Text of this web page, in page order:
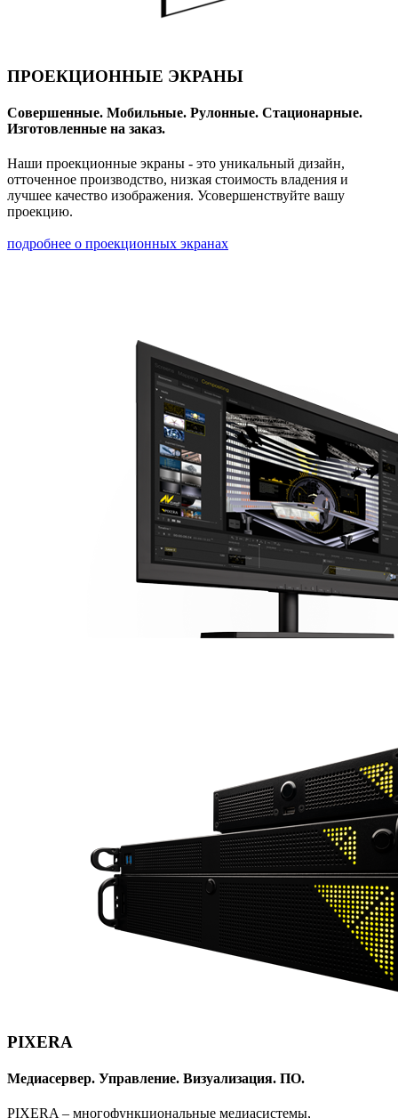
ПРОЕКЦИОННЫЕ ЭКРАНЫ
Совершенные. Мобильные. Рулонные. Стационарные.
Изготовленные на заказ.
Наши проекционные экраны - это уникальный дизайн,
отточенное производство, низкая стоимость владения и
лучшее качество изображения. Усовершенствуйте вашу
проекцию.
подробнее о проекционных экранах
PIXERA
Медиасервер. Управление. Визуализация. ПО.
PIXERA – многофункциональные медиасистемы,